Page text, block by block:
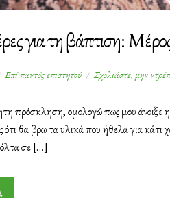
για τη βάπτιση:
Επί παντός επιστητού Σχολιάστε, μην
πρόσκληση, ομολογώ πως μου άνοιξε
θα βρω τα υλικά που ήθελα για κάτι
σε […]